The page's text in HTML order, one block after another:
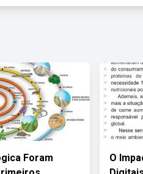
Foram
O